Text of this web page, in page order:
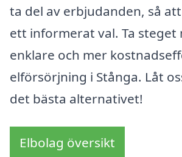
ta del av erbjudanden, så
ett informerat val. Ta steget
enklare och mer
elförsörjning i Stånga. Låt
det bästa alternativet!
Elbolag översikt